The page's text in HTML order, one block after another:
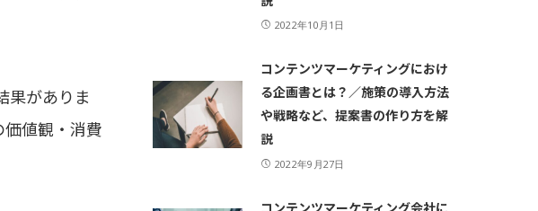
果がありま
値観・消費
2022年10月1日
コンテンツマーケティングにおけ
る企画書とは？／施策の導入方法
や戦略など、提案書の作り方を解
説
2022年9月27日
コンテンツマーケティング会社に